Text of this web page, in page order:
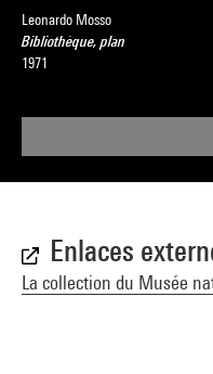
Leonardo Mosso
Bibliothèque, plan
1971
Enlaces
La collection du Musée